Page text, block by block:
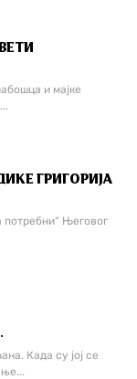
и мајке
ГРИГОРИЈА
потребни“ Његовог
Када су јој се